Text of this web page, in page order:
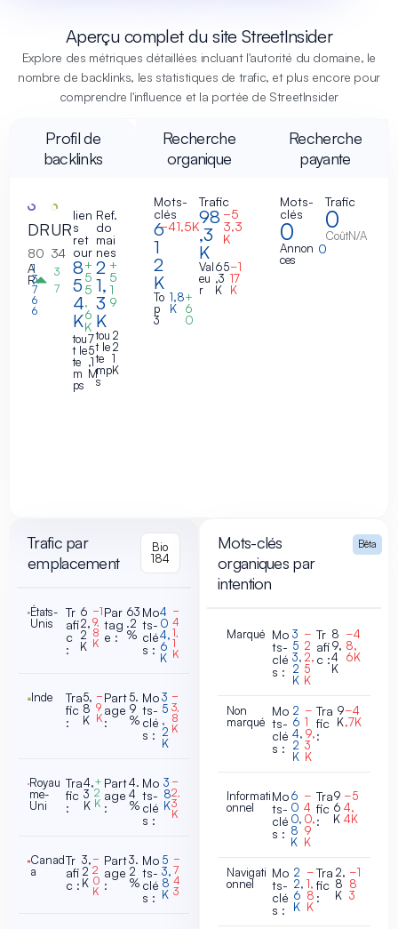
Aperçu complet du site StreetInsider
Explore des métriques détaillées incluant l'autorité du domaine, le
nombre de backlinks, les statistiques de trafic, et plus encore pour
comprendre l'influence et la portée de StreetInsider
Profil de
backlinks
DR
80
A
R
1
3,
7
6
6
3
7
UR
34
lien
s
ret
our
8
5
4
K
+
5
5
,
6
K
tou
t le
te
m
ps
7
5
,1
M
Ref.
do
mai
nes
2
1,
3
K
+
5
1
9
tou
t le
te
mp
s
2
2
1
K
Recherche
organique
Mots-
clés
6
1
2
K
−41,5K
To
p
3
1,8
K
+
6
0
Trafic
98
,3
K
−5
3,3
K
Val
eu
r
65
,3
K
−1
17
K
Recherche
payante
Mots-
clés
0
Annon
ces
0
Trafic
0
CoûtN/A
Trafic par
emplacement
Bio
184
États-
Unis
Tr
afi
c
:
6
2,
2
K
−1
9,
8
K
Par
tag
e :
63
.2
%
Mo
ts-
clé
s :
4
0
4,
6
K
−
4
1,
1
K
Inde
Tra
fic
:
5,
8
K
−
9
K
Part
age
:
5.
9
%
Mo
ts-
clé
s :
3
5
,
2
K
−
3,
8
K
Royau
me-
Uni
Tra
fic
:
4,
3
K
+
2
K
Part
age
:
4.
4
%
Mo
ts-
clé
s :
3
8
K
−
2,
3
K
Canad
a
Tr
afi
c :
3,
2
K
−
2
0
K
Part
age
:
3.
2
%
Mo
ts-
clé
s :
5
3,
8
K
−
7
4
3
Mots-clés
organiques par
intention
Bêta
Marqué Mo
ts-
clé
s :
3
5
3,
2
K
−
2
2,
5
K
Tr
afi
c :
8
9,
4
K
−4
8,
6K
Non
marqué
Mo
ts-
clé
s :
2
6
4,
2
K
−
1
9,
3
K
Tra
fic
:
9
K
−4
,7K
Informati
onnel
Mo
ts-
clé
s :
6
0
0,
8
K
−
4
0,
9
K
Tra
fic
:
9
6
K
−5
4,
4K
Navigati
onnel
Mo
ts-
clé
s :
2
2,
6
K
−
1,
8
K
Tra
fic
:
2,
8
K
−1
8
3